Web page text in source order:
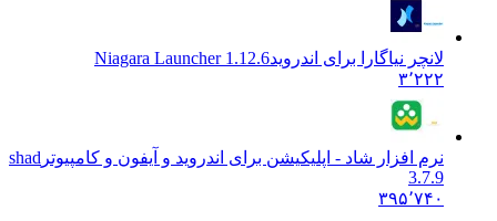
لانچر نیاگارا برای اندرویدNiagara Launcher 1.12.6
۳٬۲۲۲
نرم افزار شاد - اپلیکیشن برای اندروید و آیفون و کامپیوتر shad
3.7.9
۳۹۵٬۷۴۰